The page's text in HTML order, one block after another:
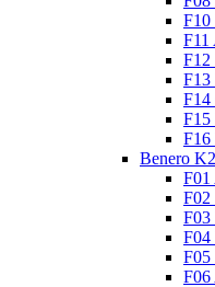
F10
F11
F12
F13
F14
F15
F16
Benero K2
F01
F02
F03
F04
F05
F06